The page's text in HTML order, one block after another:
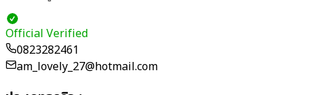
Official Verified
0823282461
am_lovely_27@hotmail.com